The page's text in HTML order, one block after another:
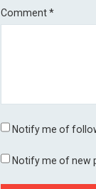
Comment*
Notify me of
Notify me of new